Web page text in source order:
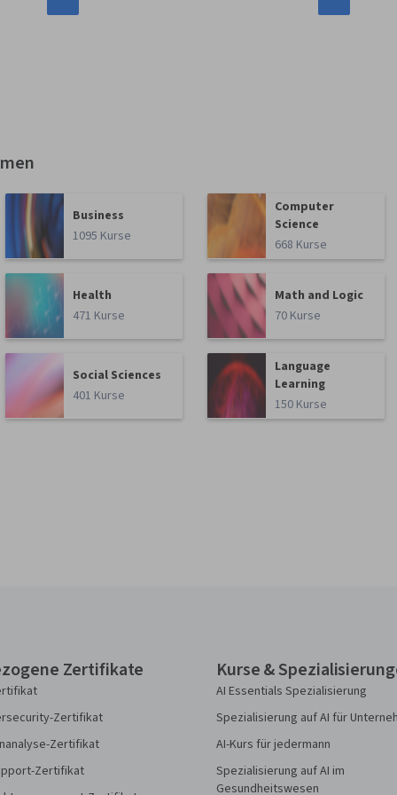
Business
1095 Kurse
Computer
Science
668 Kurse
Health
471 Kurse
Math and Logic
70 Kurse
Social Sciences
401 Kurse
Language
Learning
150 Kurse
Zertifikate
Zertifikat
Zertifikat
Zertifikat
Kurse &
AI Essentials Spezialisierung
Spezialisierung auf AI für
AI-Kurs für jedermann
Spezialisierung auf AI im
Gesundheitswesen